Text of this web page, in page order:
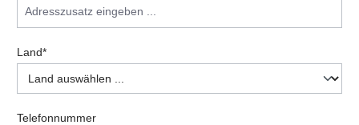
Land*
Telefonnummer